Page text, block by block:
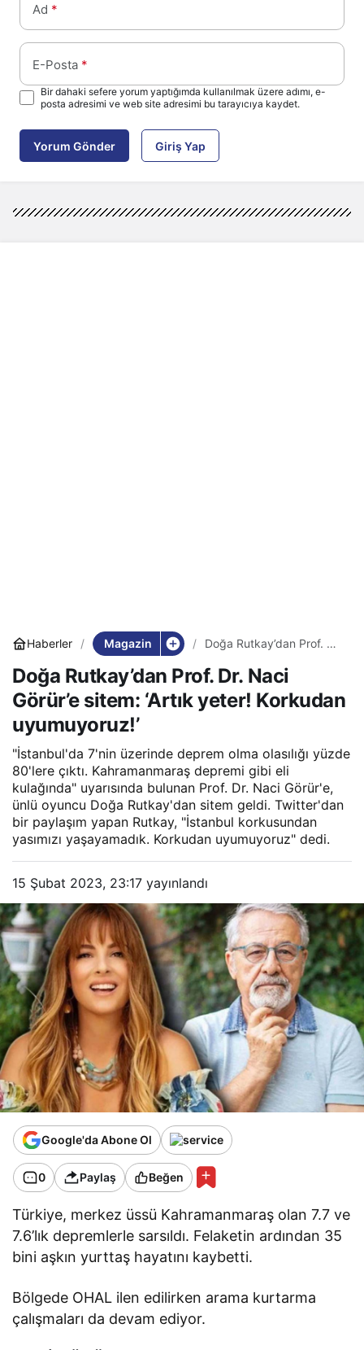
Ad *
E-Posta *
Bir dahaki sefere yorum yaptığımda kullanılmak üzere adımı, e-
posta adresimi ve web site adresimi bu tarayıcıya kaydet.
Yorum Gönder Giriş Yap
Haberler Magazin
Doğa Rutkay’dan Prof. Dr.
yeter! Korkudan
uyumuyoruz!’
Doğa Rutkay’dan Prof. Dr. Naci
Görür’e sitem: ‘Artık yeter! Korkudan
uyumuyoruz!’
"İstanbul'da 7'nin üzerinde deprem olma olasılığı yüzde
80'lere çıktı. Kahramanmaraş depremi gibi eli
kulağında" uyarısında bulunan Prof. Dr. Naci Görür'e,
ünlü oyuncu Doğa Rutkay'dan sitem geldi. Twitter'dan
bir paylaşım yapan Rutkay, "İstanbul korkusundan
yasımızı yaşayamadık. Korkudan uyumuyoruz" dedi.
15 Şubat 2023, 23:17 yayınlandı
Google'da Abone Ol
0 Paylaş Beğen
Türkiye, merkez üssü Kahramanmaraş olan 7.7 ve
7.6’lık depremlerle sarsıldı. Felaketin ardından 35
bini aşkın yurttaş hayatını kaybetti.
Bölgede OHAL ilen edilirken arama kurtarma
çalışmaları da devam ediyor.